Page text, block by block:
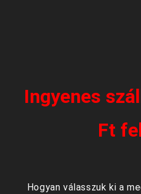
Ingyenes
Ft
Hogyan válasszuk ki a